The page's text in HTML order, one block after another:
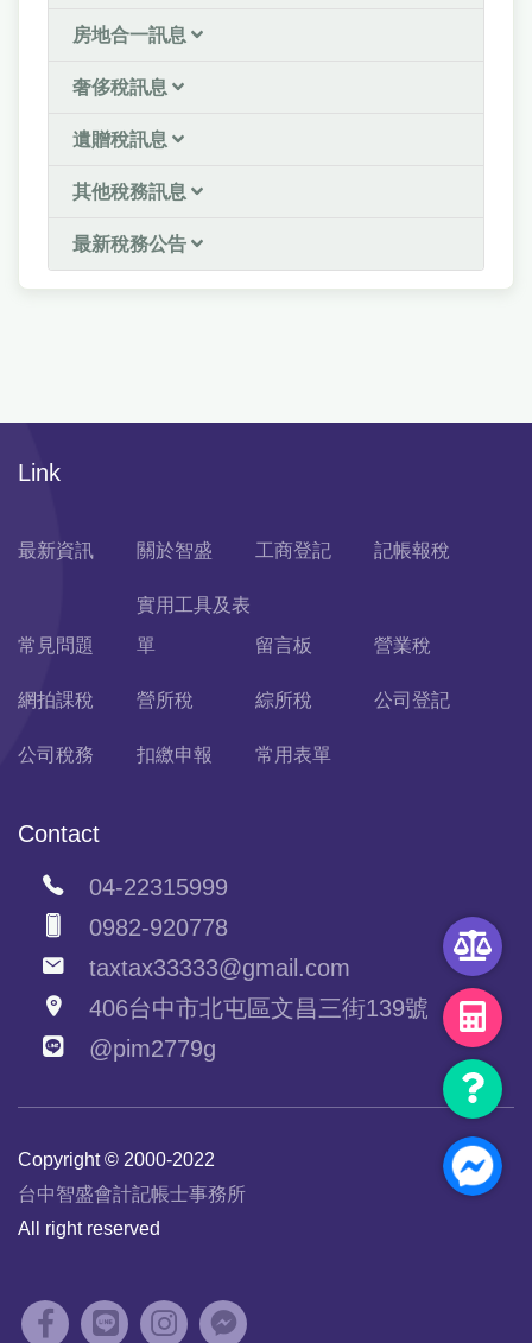
房地合一訊息
奢侈稅訊息
遺贈稅訊息
其他稅務訊息
最新稅務公告
Link
最新資訊 關於智盛 工商登記 記帳報稅
常見問題
實用工具及表
單
留言板 營業稅
網拍課稅 營所稅 綜所稅 公司登記
公司稅務 扣繳申報 常用表單
Contact
04-22315999
0982-920778
taxtax33333@gmail.com
406台中市北屯區文昌三街139號
@pim2779g
Copyright © 2000-2022
台中智盛會計記帳士事務所
All right reserved